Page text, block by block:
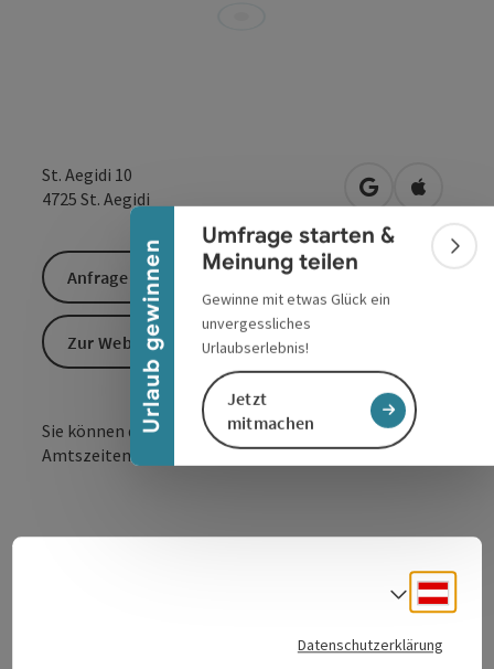
Urlaub gewinnen
Banner einklappen
Umfrage starten &
Meinung teilen
Gewinne mit etwas Glück ein
unvergessliches
Urlaubserlebnis!
Jetzt
mitmachen
St. Aegidi 10
4725 St. Aegidi in Googlein Apple
Sie können das WC jederzeit kostenfrei und zu den
Amtszeiten benutzen.
Anfrage senden
Zur Website
Datenschutzerklärung